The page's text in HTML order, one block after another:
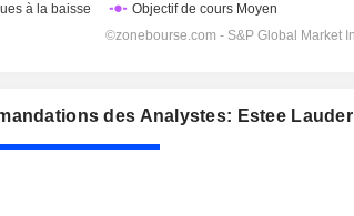
des Analystes: Estee Lauder